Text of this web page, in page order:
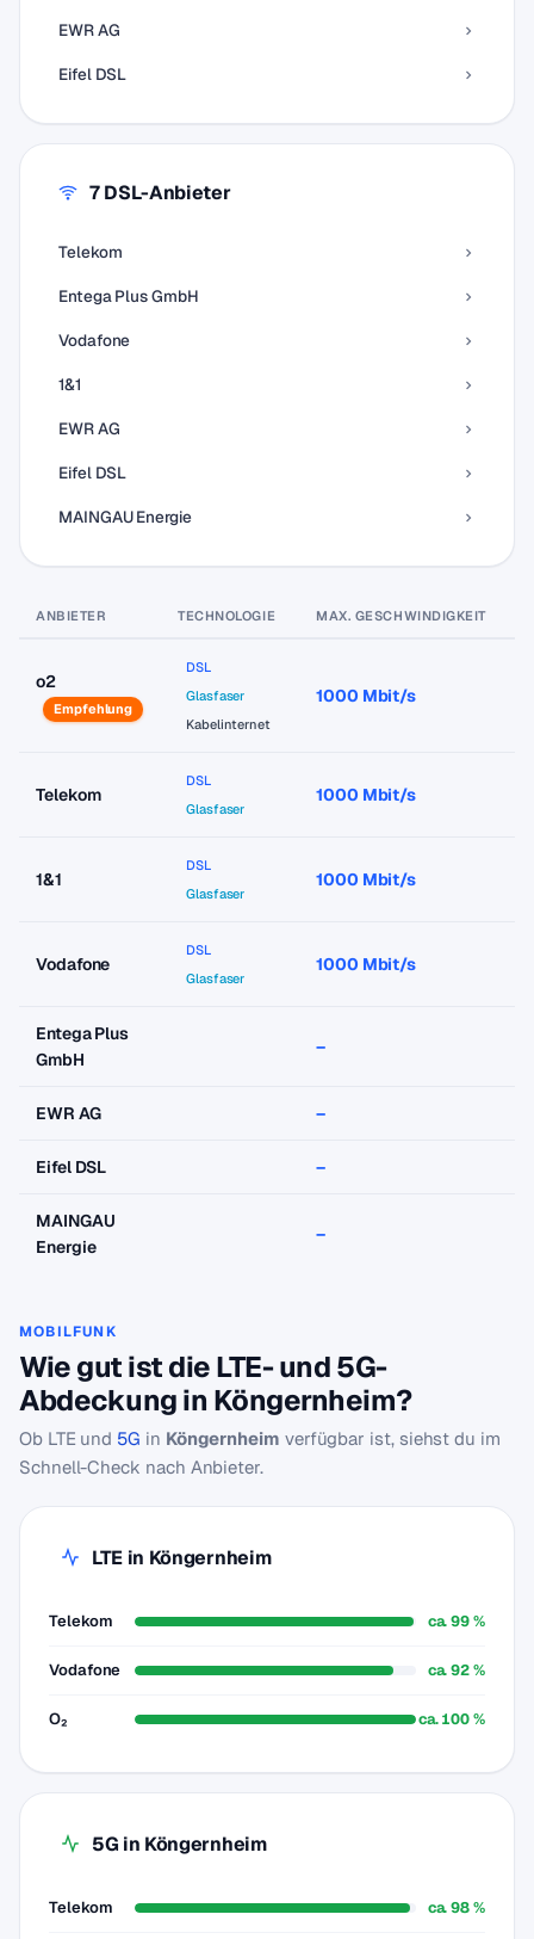
EWR AG
Eifel DSL
7 DSL-Anbieter
Telekom
Entega Plus GmbH
Vodafone
1&1
EWR AG
Eifel DSL
MAINGAU Energie
ANBIETER TECHNOLOGIE MAX. GESCHWINDIGKEIT
o2
Empfehlung
DSL
Glasfaser
Kabelinternet
1000 Mbit/s
Telekom
DSL
Glasfaser
1000 Mbit/s
1&1
DSL
Glasfaser
1000 Mbit/s
Vodafone
DSL
Glasfaser
1000 Mbit/s
Entega Plus
GmbH
–
EWR AG –
Eifel DSL –
MAINGAU
Energie
–
MOBILFUNK
Wie gut ist die LTE- und 5G-
Abdeckung in Köngernheim?
Ob LTE und 5G in Köngernheim verfügbar ist, siehst du im
Schnell-Check nach Anbieter.
LTE in Köngernheim
Telekom ca. 99 %
Vodafone ca. 92 %
O₂ ca. 100 %
5G in Köngernheim
Telekom ca. 98 %